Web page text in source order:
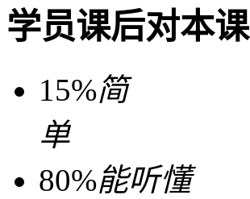
学员课后对本
15%简
单
80%能听懂